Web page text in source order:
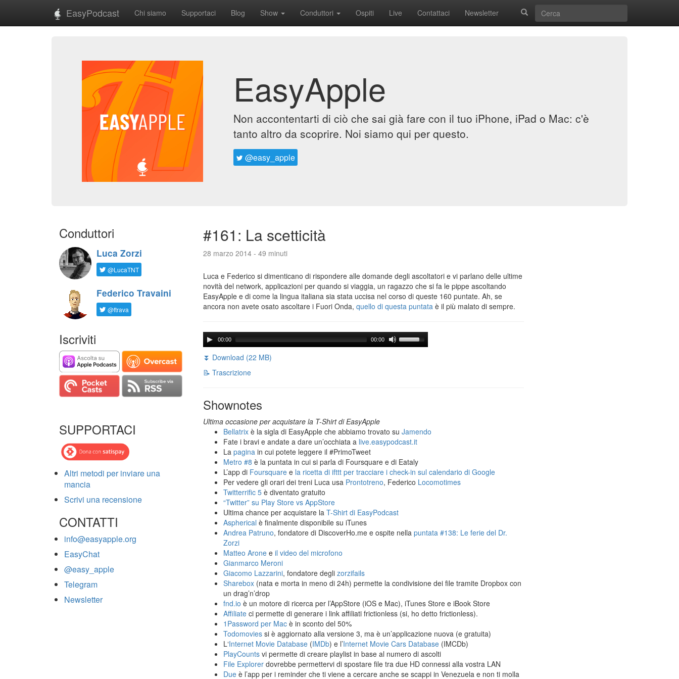
EasyPodcast Chi siamo Supportaci Blog Show Conduttori Ospiti Live Contattaci Newsletter
EasyApple
Non accontentarti di ciò che sai già fare con il tuo iPhone, iPad o Mac: c'è
tanto altro da scoprire. Noi siamo qui per questo.
@easy_apple
Conduttori
Luca Zorzi
@LucaTNT
Federico Travaini
@ftrava
Iscriviti
SUPPORTACI
Altri metodi per inviare una
mancia
Scrivi una recensione
CONTATTI
info@easyapple.org
EasyChat
@easy_apple
Telegram
Newsletter
#161: La scetticità
28 marzo 2014 - 49 minuti
Luca e Federico si dimenticano di rispondere alle domande degli ascoltatori e vi parlano delle ultime
novità del network, applicazioni per quando si viaggia, un ragazzo che si fa le pippe ascoltando
EasyApple e di come la lingua italiana sia stata uccisa nel corso di queste 160 puntate. Ah, se
ancora non avete osato ascoltare i Fuori Onda, quello di questa puntata è il più malato di sempre.
00:00 00:00
⏬ Download (22 MB)
📝 Trascrizione
Shownotes
Ultima occasione per acquistare la T-Shirt di EasyApple
Bellatrix è la sigla di EasyApple che abbiamo trovato su Jamendo
Fate i bravi e andate a dare un’occhiata a live.easypodcast.it
La pagina in cui potete leggere il #PrimoTweet
Metro #8 è la puntata in cui si parla di Foursquare e di Eataly
L’app di Foursquare e la ricetta di ifttt per tracciare i check-in sul calendario di Google
Per vedere gli orari dei treni Luca usa Prontotreno, Federico Locomotimes
Twitterrific 5 è diventato gratuito
“Twitter” su Play Store vs AppStore
Ultima chance per acquistare la T-Shirt di EasyPodcast
Aspherical è finalmente disponibile su iTunes
Andrea Patruno, fondatore di DiscoverHo.me e ospite nella puntata #138: Le ferie del Dr.
Zorzi
Matteo Arone e il video del microfono
Gianmarco Meroni
Giacomo Lazzarini, fondatore degli zorzifails
Sharebox (nata e morta in meno di 24h) permette la condivisione dei file tramite Dropbox con
un drag’n’drop
fnd.io è un motore di ricerca per l’AppStore (iOS e Mac), iTunes Store e iBook Store
Affiliate ci permette di generare i link affiliati frictionless (si, ho detto frictionless).
1Password per Mac è in sconto del 50%
Todomovies si è aggiornato alla versione 3, ma è un’applicazione nuova (e gratuita)
L‘Internet Movie Database (IMDb) e l’Internet Movie Cars Database (IMCDb)
PlayCounts vi permette di creare playlist in base al numero di ascolti
File Explorer dovrebbe permettervi di spostare file tra due HD connessi alla vostra LAN
Due è l’app per i reminder che ti viene a cercare anche se scappi in Venezuela e non ti molla